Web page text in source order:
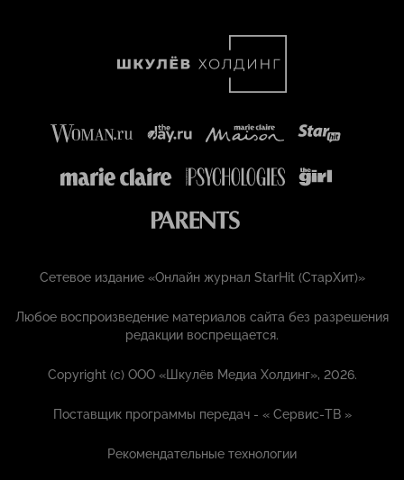
Сетевое издание «Онлайн журнал StarHit (СтарХит)»
Любое воспроизведение материалов сайта без разрешения
редакции воспрещается.
Copyright (с) ООО «Шкулёв Медиа Холдинг», 2026.
Поставщик программы передач - «Сервис-ТВ »
Рекомендательные технологии